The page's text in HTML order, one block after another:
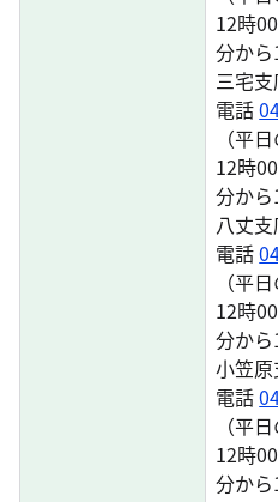
12時
分から
三宅
電話
（平
12時
分から
八丈
電話
（平
12時
分から
小笠
電話
（平
12時
分から